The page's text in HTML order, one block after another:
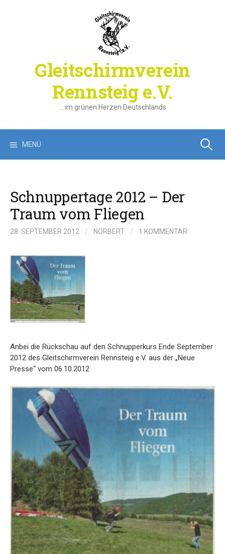
Gleitschirmverein
Rennsteig e.V.
… im grünen Herzen Deutschlands
MENÜ Suchen
Schnuppertage 2012 – Der
Traum vom Fliegen
28. SEPTEMBER 2012 / NORBERT / 1 KOMMENTAR
Anbei die Rückschau auf den Schnupperkurs Ende September
2012 des Gleitschirmverein Rennsteig e.V. aus der „Neue
Presse“ vom 06.10.2012